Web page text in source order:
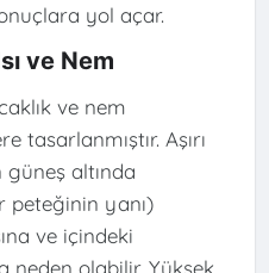
yol açar.
ve Nem
ve nem
tasarlanmıştır. Aşırı
altında
peteğinin yanı)
ve içindeki